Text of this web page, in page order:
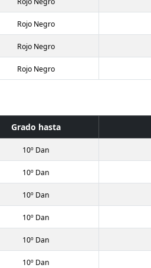
Rojo Negro
Rojo Negro
Rojo Negro
Grado hasta
10º Dan
10º Dan
10º Dan
10º Dan
10º Dan
10º Dan